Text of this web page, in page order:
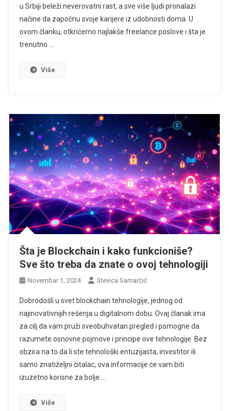
u Srbiji beleži neverovatni rast, a sve više ljudi pronalazi
načine da započnu svoje karijere iz udobnosti doma. U
ovom članku, otkrićemo najlakše freelance poslove i šta je
trenutno …
Više
Šta je Blockchain i kako funkcioniše?
Sve što treba da znate o ovoj tehnologiji
Novembar 1, 2024 Stevica Samarčić
Dobrodošli u svet blockchain tehnologije, jednog od
najinovativnijih rešenja u digitalnom dobu. Ovaj članak ima
za cilj da vam pruži sveobuhvatan pregled i pomogne da
razumete osnovne pojmove i principe ove tehnologije. Bez
obzira na to da li ste tehnološki entuzijasta, investitor ili
samo znatiželjni čitalac, ova informacije će vam biti
izuzetno korisne za bolje …
Više